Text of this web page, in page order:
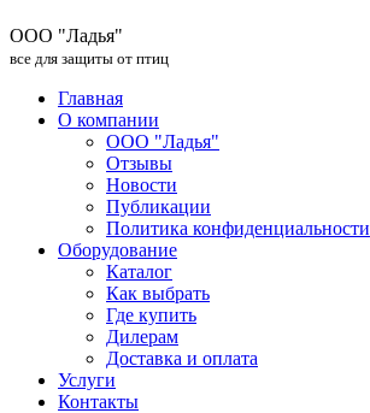
ООО "Ладья"
все для защиты от птиц
Главная
О компании
ООО "Ладья"
Отзывы
Новости
Публикации
Политика конфиденциальности
Оборудование
Каталог
Как выбрать
Где купить
Дилерам
Доставка и оплата
Услуги
Контакты